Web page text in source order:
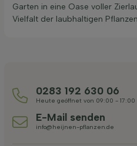
Garten in eine Oase voller
Vielfalt der laubhaltigen
0283 192 630 06
Heute geöffnet von 09:00 - 17:00
E-Mail senden
info@heijnen-pflanzen.de